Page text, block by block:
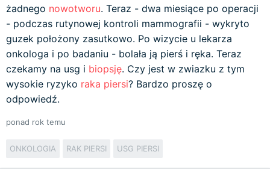
żadnego nowotworu. Teraz - dwa miesiące po operacji
- podczas rutynowej kontroli mammografii - wykryto
guzek położony zasutkowo. Po wizycie u lekarza
onkologa i po badaniu - bolała ją pierś i ręka. Teraz
czekamy na usg i biopsję. Czy jest w zwiazku z tym
wysokie ryzyko raka piersi? Bardzo proszę o
odpowiedź.
ponad rok temu
ONKOLOGIA RAK PIERSI USG PIERSI